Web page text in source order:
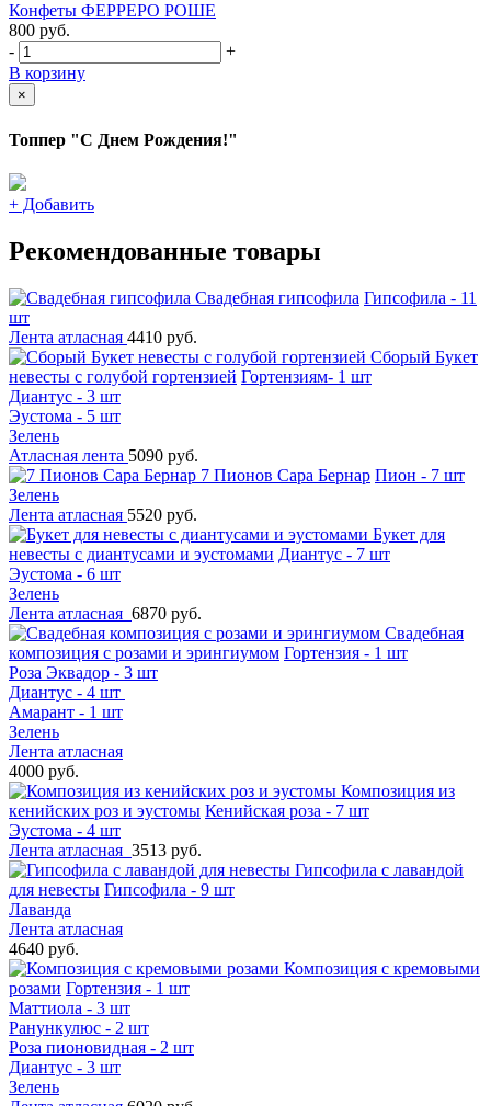
Конфеты ФЕРРЕРО РОШЕ
800 руб.
-
+
В корзину
×
Топпер "С Днем Рождения!"
+ Добавить
Рекомендованные товары
Свадебная гипсофила Гипсофила - 11
шт
Лента атласная 4410 руб.
Сборый Букет
невесты с голубой гортензией Гортензиям- 1 шт
Диантус - 3 шт
Эустома - 5 шт
Зелень
Атласная лента 5090 руб.
7 Пионов Сара Бернар Пион - 7 шт
Зелень
Лента атласная 5520 руб.
Букет для
невесты с диантусами и эустомами Диантус - 7 шт
Эустома - 6 шт
Зелень
Лента атласная 6870 руб.
Свадебная
композиция с розами и эрингиумом Гортензия - 1 шт
Роза Эквадор - 3 шт
Диантус - 4 шт
Амарант - 1 шт
Зелень
Лента атласная
4000 руб.
Композиция из
кенийских роз и эустомы Кенийская роза - 7 шт
Эустома - 4 шт
Лента атласная 3513 руб.
Гипсофила с лавандой
для невесты Гипсофила - 9 шт
Лаванда
Лента атласная
4640 руб.
Композиция с кремовыми
розами Гортензия - 1 шт
Маттиола - 3 шт
Ранункулюс - 2 шт
Роза пионовидная - 2 шт
Диантус - 3 шт
Зелень